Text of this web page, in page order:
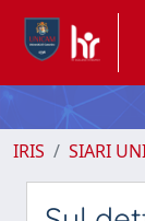
IRIS SIARI